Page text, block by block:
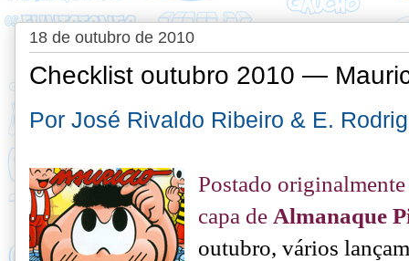
18 de outubro de 2010
Checklist outubro 2010 —
Por José Rivaldo Ribeiro & E.
Postado
capa de Almanaque
outubro, vários